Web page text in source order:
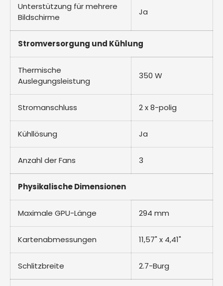
Unterstützung für mehrere
Bildschirme
Ja
Stromversorgung und Kühlung
Thermische
Auslegungsleistung
350 W
Stromanschluss 2 x 8-polig
Kühllösung Ja
Anzahl der Fans 3
Physikalische Dimensionen
Maximale GPU-Länge 294 mm
Kartenabmessungen 11,57" x 4,41"
Schlitzbreite 2.7-Burg